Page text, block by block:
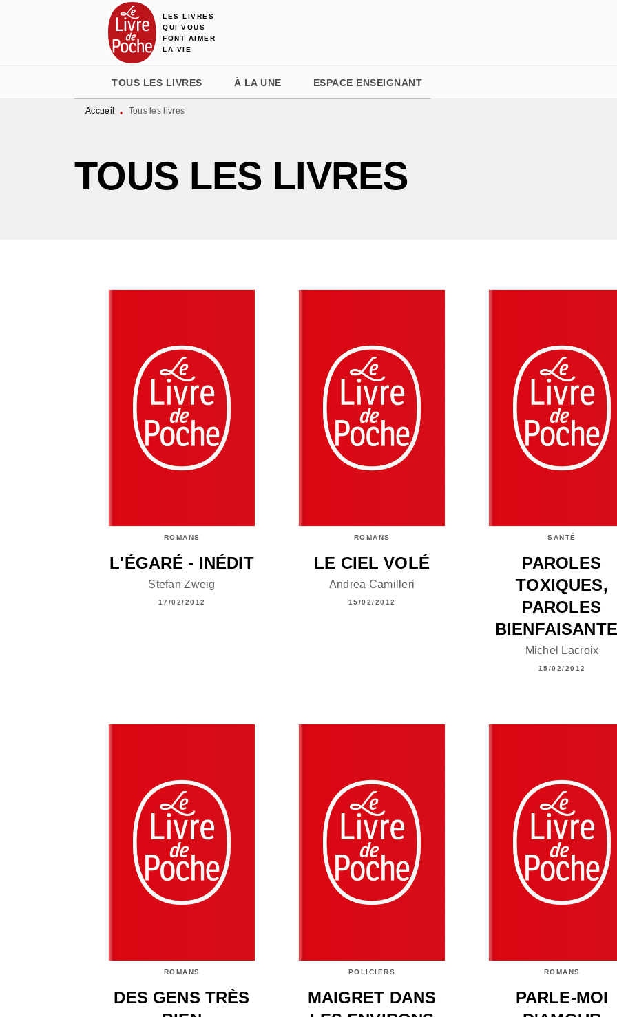
MENU RECHERCHE
LES LIVRES
QUI VOUS
FONT AIMER
LA VIE
TOUS LES LIVRES À LA UNE ESPACE ENSEIGNANT
Accueil • Tous les livres
TOUS LES LIVRES
ROMANS
L'ÉGARÉ - INÉDIT
Stefan Zweig
17/02/2012
ROMANS
LE CIEL VOLÉ
Andrea Camilleri
15/02/2012
SANTÉ
PAROLES
TOXIQUES,
PAROLES
Michel Lacroix
15/02/2012
ROMANS
DES GENS TRÈS
POLICIERS
MAIGRET DANS
ROMANS
PARLE-MOI